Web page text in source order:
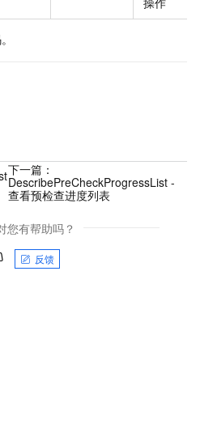
下一篇：
DescribePreCheckProgressList -
查看预检查进度列表
您有帮助吗？
反馈